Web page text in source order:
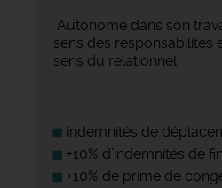
Autonome dans son
sens des responsabilités
sens du relationnel.
indemnités de
+10% d’indemnités de
+10% de prime de